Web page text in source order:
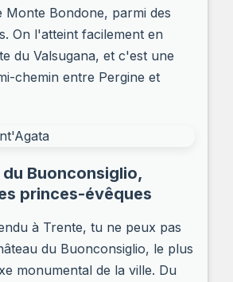
Monte Bondone, parmi des
On l'atteint facilement en
du Valsugana, et c'est une
chemin entre Pergine et
Buonconsiglio,
princes-évêques
à Trente, tu ne peux pas
du Buonconsiglio, le plus
monumental de la ville. Du